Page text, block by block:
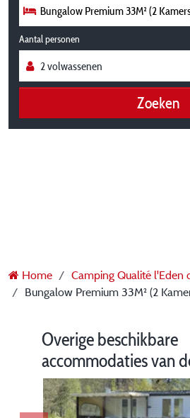
Bungalow Premium 33M² (2
Aantal personen
Zoeken
Home
Camping Qualité l'Eden
Bungalow Premium 33M² (2
Overige beschikbare
accommodaties van